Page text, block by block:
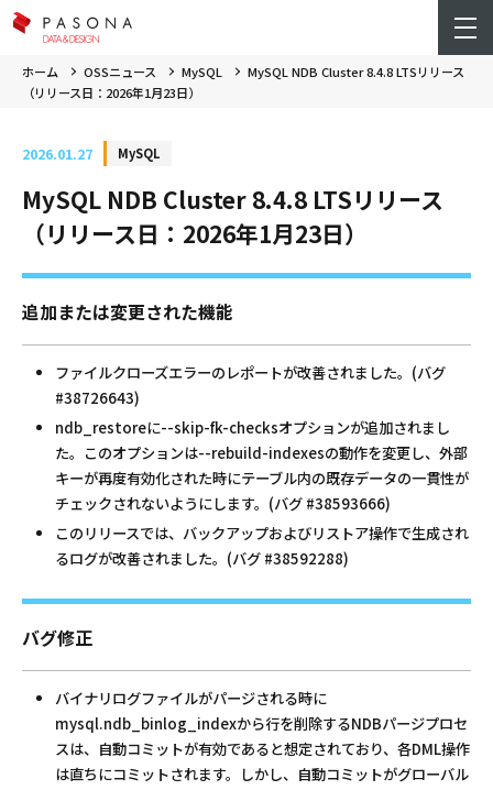
ホーム OSSニュース MySQL
MySQL NDB Cluster 8.4.8 LTSリリース
（リリース日：2026年1月23日）
2026.01.27 MySQL
MySQL NDB Cluster 8.4.8 LTSリリース
（リリース日：2026年1月23日）
追加または変更された機能
ファイルクローズエラーのレポートが改善されました。(バグ
#38726643)
ndb_restoreに--skip-fk-checksオプションが追加されまし
た。このオプションは--rebuild-indexesの動作を変更し、外部
キーが再度有効化された時にテーブル内の既存データの一貫性が
チェックされないようにします。(バグ #38593666)
このリリースでは、バックアップおよびリストア操作で生成され
るログが改善されました。(バグ #38592288)
バグ修正
バイナリログファイルがパージされる時に
mysql.ndb_binlog_indexから行を削除するNDBパージプロセ
スは、自動コミットが有効であると想定されており、各DML操作
は直ちにコミットされます。しかし、自動コミットがグローバル